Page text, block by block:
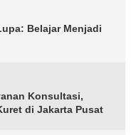
Belajar Menjadi
Konsultasi,
di Jakarta Pusat